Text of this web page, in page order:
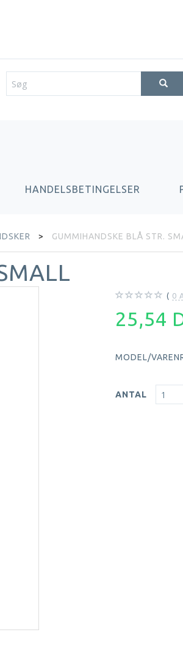
HANDELSBETINGELSER
GUMMIHANDSKE BLÅ STR.
0
25,54
MODEL/
ANTAL